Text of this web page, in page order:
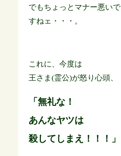
でもちょっとマナー悪いで
すねェ・・・。
これに、今度は
王さま(霊公)が怒り心頭、
「無礼な！
あんなヤツは
殺してしまえ！！！」